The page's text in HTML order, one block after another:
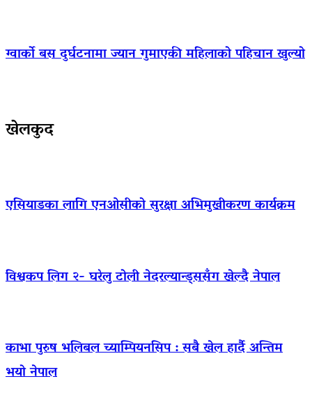
ग्वार्को बस दुर्घटनामा ज्यान गुमाएकी महिलाको पहिचान खुल्यो
खेलकुद
एसियाडका लागि एनओसीको सुरक्षा अभिमुखीकरण कार्यक्रम
विश्वकप लिग २- घरेलु टोली नेदरल्यान्ड्ससँग खेल्दै नेपाल
काभा पुरुष भलिबल च्याम्पियनसिप : सबै खेल हार्दै अन्तिम
भयो नेपाल